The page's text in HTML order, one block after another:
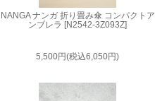
NANGA ナンガ 折り畳み傘 コンパクトア
ンブレラ [N2542-3Z093Z]
5,500円(税込6,050円)